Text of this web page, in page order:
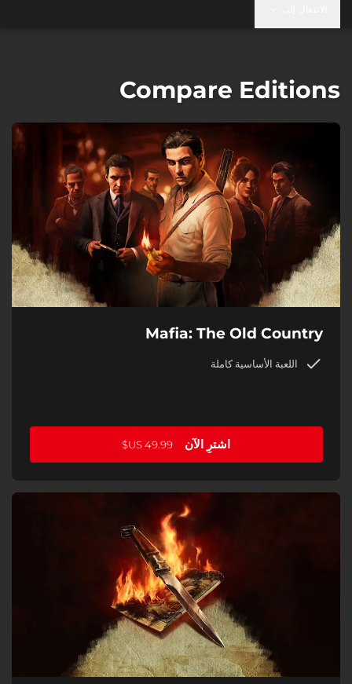
Compare Editions
Mafia: The Old Country
اللعبة الأساسية كاملة
اشترِ الآن